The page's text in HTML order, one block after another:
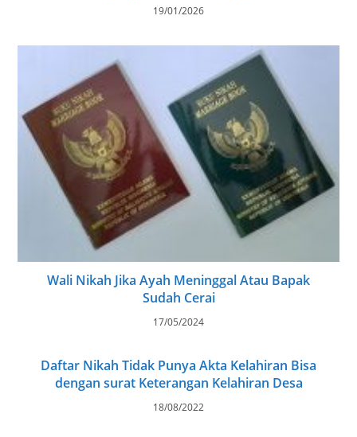
19/01/2026
Wali Nikah Jika Ayah Meninggal Atau Bapak
Sudah Cerai
17/05/2024
Daftar Nikah Tidak Punya Akta Kelahiran Bisa
dengan surat Keterangan Kelahiran Desa
18/08/2022